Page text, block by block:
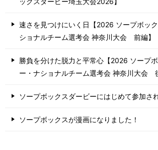
速さを見つけにいく日【2026 ソープボッ
ショナルチーム選考会 神奈川⼤会 前編】
勝負を分けた脱力と平常心【2026 ソープ
ー・ナショナルチーム選考会 神奈川⼤会
ソープボックスダービーにはじめて参加さ
ソープボックスが漫画になりました！